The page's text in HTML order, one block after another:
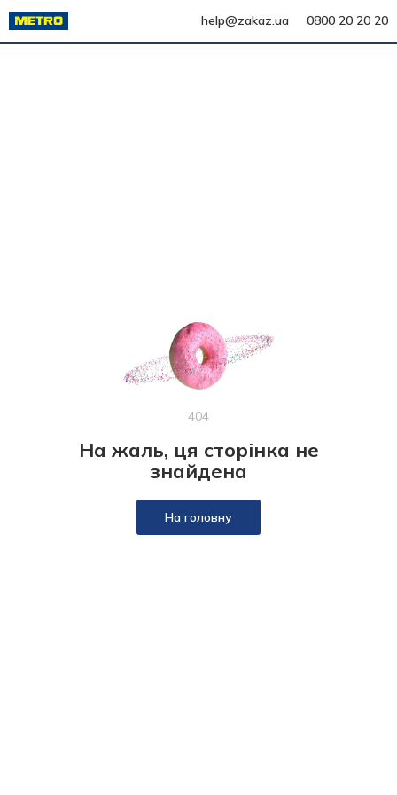
help@zakaz.ua 0800 20 20 20
404
На жаль, ця сторінка не
знайдена
На головну